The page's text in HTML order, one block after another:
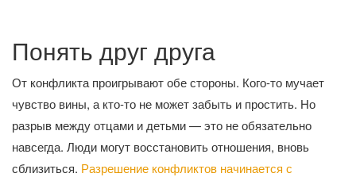
Понять друг друга
От конфликта проигрывают обе стороны. Кого-то мучает
чувство вины, а кто-то не может забыть и простить. Но
разрыв между отцами и детьми — это не обязательно
навсегда. Люди могут восстановить отношения, вновь
сблизиться. Разрешение конфликтов начинается с